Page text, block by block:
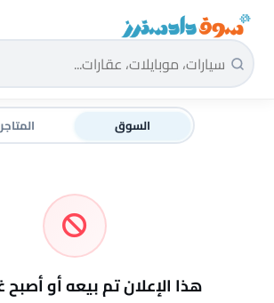
سوق دادسترز الرئيسية
السوق المتاجر
هذا الإعلان تم بيعه أو أصبح